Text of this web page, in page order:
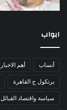
ابواب
أنساب أهم الاخبار
برتكول ج القاهرة
سياسة واقتصاد القبائل